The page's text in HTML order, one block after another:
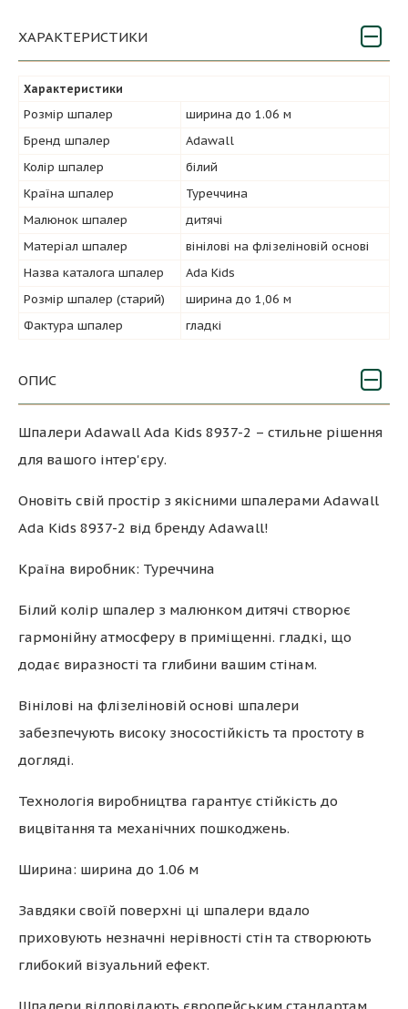
ХАРАКТЕРИСТИКИ
Характеристики
Розмір шпалер
ширина до 1.06 м
Бренд шпалер
Adawall
Колір шпалер
білий
Країна шпалер
Туреччина
Малюнок шпалер
дитячі
Матеріал шпалер
вінілові на флізеліновій основі
Назва каталога шпалер
Ada Kids
Розмір шпалер (старий)
ширина до 1,06 м
Фактура шпалер
гладкі
ОПИС
Шпалери Adawall Ada Kids 8937-2 – стильне рішення
для вашого інтер'єру.
Оновіть свій простір з якісними шпалерами Adawall
Ada Kids 8937-2 від бренду Adawall!
Країна виробник: Туреччина
Білий колір шпалер з малюнком дитячі створює
гармонійну атмосферу в приміщенні. гладкі, що
додає виразності та глибини вашим стінам.
Вінілові на флізеліновій основі шпалери
забезпечують високу зносостійкість та простоту в
догляді.
Технологія виробництва гарантує стійкість до
вицвітання та механічних пошкоджень.
Ширина: ширина до 1.06 м
Завдяки своїй поверхні ці шпалери вдало
приховують незначні нерівності стін та створюють
глибокий візуальний ефект.